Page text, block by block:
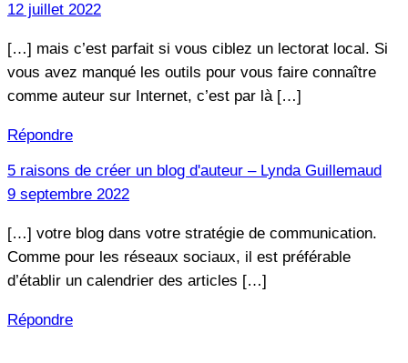
12 juillet 2022
[…] mais c’est parfait si vous ciblez un lectorat local. Si
vous avez manqué les outils pour vous faire connaître
comme auteur sur Internet, c’est par là […]
Répondre
5 raisons de créer un blog d'auteur – Lynda Guillemaud
9 septembre 2022
[…] votre blog dans votre stratégie de communication.
Comme pour les réseaux sociaux, il est préférable
d’établir un calendrier des articles […]
Répondre